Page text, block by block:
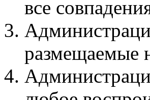
все
размещаемые